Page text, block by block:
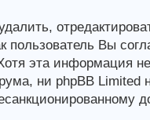
Вы
эта информация не
ни phpBB Limited